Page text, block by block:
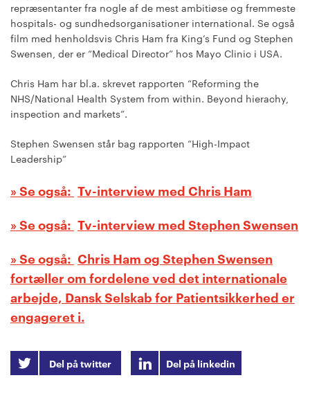
repræsentanter fra nogle af de mest ambitiøse og fremmeste
hospitals- og sundhedsorganisationer international. Se også
film med henholdsvis Chris Ham fra King’s Fund og Stephen
Swensen, der er “Medical Director” hos Mayo Clinic i USA.
Chris Ham har bl.a. skrevet rapporten “Reforming the
NHS/National Health System from within. Beyond hierachy,
inspection and markets”.
Stephen Swensen står bag rapporten “High-Impact
Leadership”
Tv-interview med Chris Ham
Tv-interview med Stephen Swensen
Chris Ham og Stephen Swensen
fortæller om fordelene ved det internationale
arbejde, Dansk Selskab for Patientsikkerhed er
engageret i.
Del på twitter Del på linkedin